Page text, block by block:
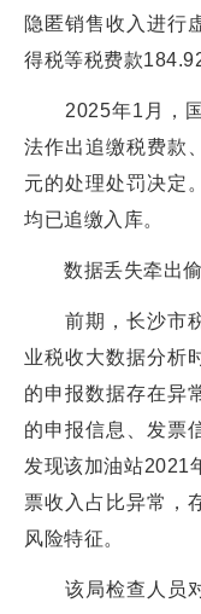
隐匿销售收入进行
得税等税费款
2025年1月，国
法作出追缴税费款
元的处理处罚决定
均已追缴入库。
数据丢失牵出偷
前期，长沙市税
业税收大数据分析
的申报数据存在异
的申报信息、发票
发现该加油站2021
票收入占比异常，
风险特征。
该局检查人员对